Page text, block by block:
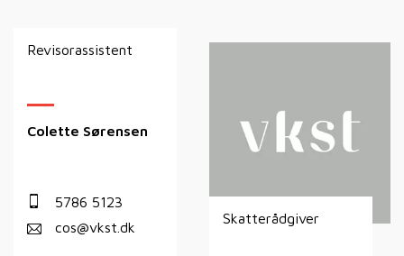
Revisorassistent
Colette Sørensen
5786 5123
cos@vkst.dk
Skatterådgiver